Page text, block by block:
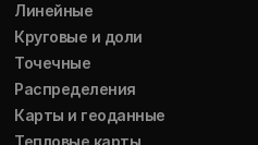
Линейные
Круговые и доли
Точечные
Распределения
Карты и геоданные
Тепловые карты